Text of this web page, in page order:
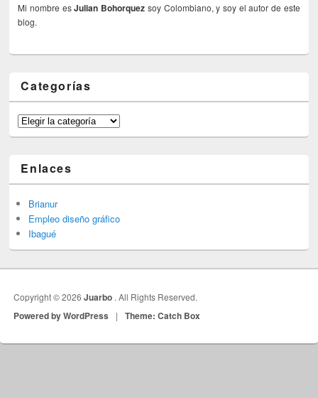
Mi nombre esJulian Bohorquez soy Colombiano, y soy el autor de este
blog.
Categorías
Categorías
Enlaces
Brianur
Empleo diseño gráfico
Ibagué
Copyright © 2026Juarbo . All Rights Reserved.
Powered by WordPress | Theme: Catch Box